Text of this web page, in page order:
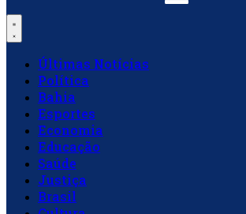
Últimas Notícias
Política
Bahia
Esportes
Economia
Educação
Saúde
Justiça
Brasil